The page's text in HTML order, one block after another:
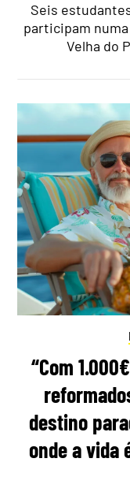
Seis
participam
Velha do
“Com
destino
onde a vida